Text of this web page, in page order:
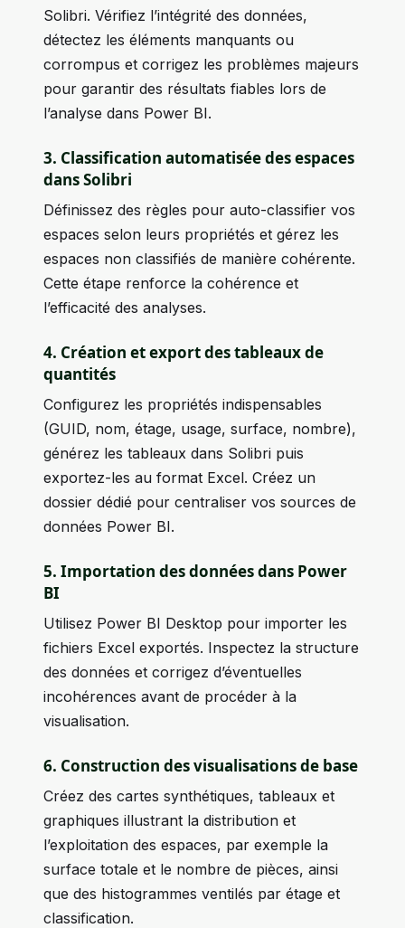
Solibri. Vérifiez l’intégrité des données,
détectez les éléments manquants ou
corrompus et corrigez les problèmes majeurs
pour garantir des résultats fiables lors de
l’analyse dans Power BI.
3. Classification automatisée des espaces
dans Solibri
Définissez des règles pour auto-classifier vos
espaces selon leurs propriétés et gérez les
espaces non classifiés de manière cohérente.
Cette étape renforce la cohérence et
l’efficacité des analyses.
4. Création et export des tableaux de
quantités
Configurez les propriétés indispensables
(GUID, nom, étage, usage, surface, nombre),
générez les tableaux dans Solibri puis
exportez-les au format Excel. Créez un
dossier dédié pour centraliser vos sources de
données Power BI.
5. Importation des données dans Power
BI
Utilisez Power BI Desktop pour importer les
fichiers Excel exportés. Inspectez la structure
des données et corrigez d’éventuelles
incohérences avant de procéder à la
visualisation.
6. Construction des visualisations de base
Créez des cartes synthétiques, tableaux et
graphiques illustrant la distribution et
l’exploitation des espaces, par exemple la
surface totale et le nombre de pièces, ainsi
que des histogrammes ventilés par étage et
classification.